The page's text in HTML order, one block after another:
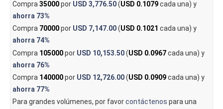
Compra 35000por USD 3,776.50(USD 0.1079cada una) y
ahorra 73%
Compra 70000por USD 7,147.00(USD 0.1021 cada una) y
ahorra 74%
Compra 105000por USD 10,153.50(USD 0.0967cada una) y
ahorra 76%
Compra 140000por USD 12,726.00(USD 0.0909cada una) y
ahorra 77%
Para grandes volúmenes, por favorcontáctenos para una